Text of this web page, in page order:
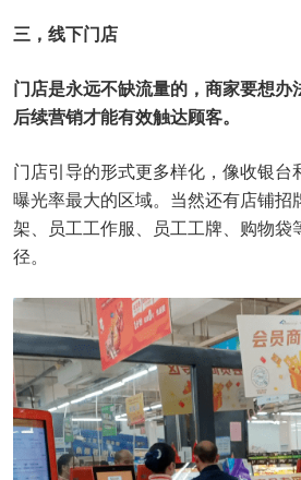
三，线下门店
门店是永远不缺流量的，商家要想办
后续营销才能有效触达顾客。
门店引导的形式更多样化，像收银台
曝光率最大的区域。当然还有店铺招
架、员工工作服、员工工牌、购物袋
径。